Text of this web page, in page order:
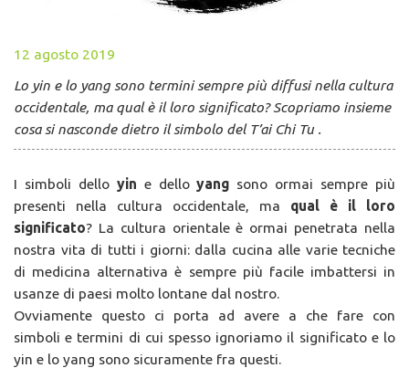
12 agosto 2019
Lo yin e lo yang sono termini sempre più diffusi nella cultura
occidentale, ma qual è il loro significato? Scopriamo insieme
cosa si nasconde dietro il simbolo del T’ai Chi Tu .
I simboli dello yin e delloyang sono ormai sempre più
presenti nella cultura occidentale, ma qual è il loro
significato? La cultura orientale è ormai penetrata nella
nostra vita di tutti i giorni: dalla cucina alle varie tecniche
di medicina alternativa è sempre più facile imbattersi in
usanze di paesi molto lontane dal nostro.
Ovviamente questo ci porta ad avere a che fare con
simboli e termini di cui spesso ignoriamo il significato e lo
yin e lo yang sono sicuramente fra questi.